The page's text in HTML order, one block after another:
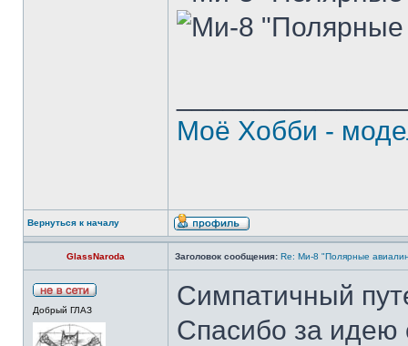
Моё Хобби -
Вернуться к началу
GlassNaroda Заголовок сообщения: Re: Ми-8 "Полярные
Добрый ГЛАЗ
Симпатичный
Спасибо за идею